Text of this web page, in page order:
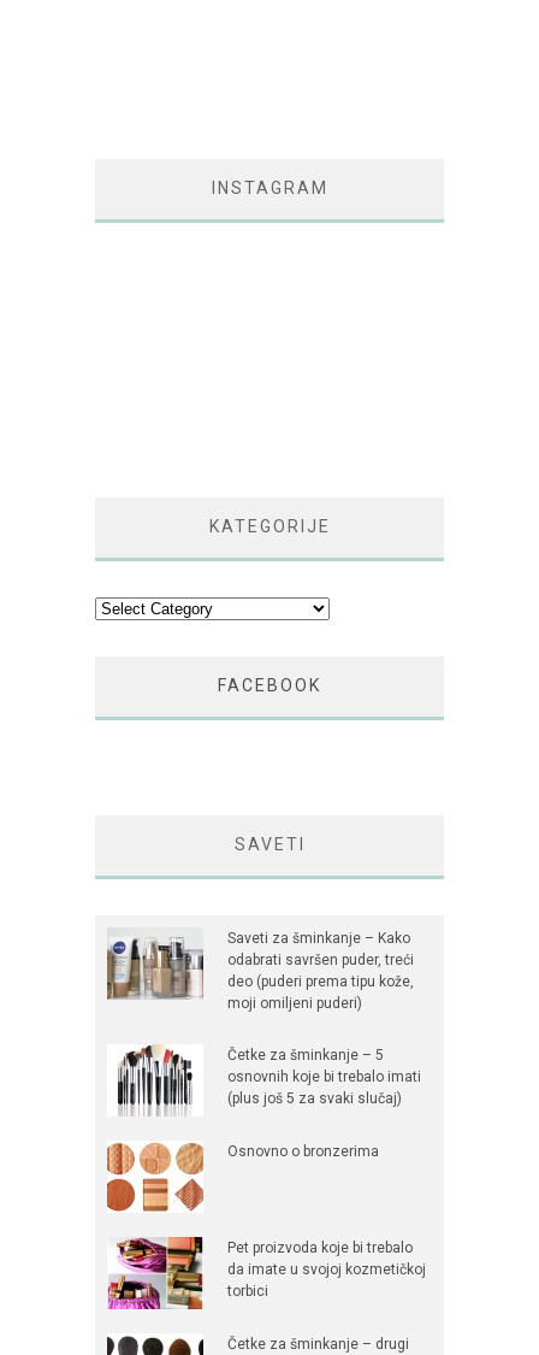
INSTAGRAM
KATEGORIJE
Kategorije
FACEBOOK
SAVETI
Saveti za šminkanje – Kako
odabrati savršen puder, treći
deo (puderi prema tipu kože,
moji omiljeni puderi)
Četke za šminkanje – 5
osnovnih koje bi trebalo imati
(plus još 5 za svaki slučaj)
Osnovno o bronzerima
Pet proizvoda koje bi trebalo
da imate u svojoj kozmetičkoj
torbici
Četke za šminkanje – drugi